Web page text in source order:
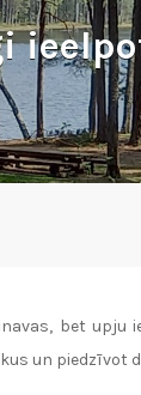
bet upju
un piedzīvot